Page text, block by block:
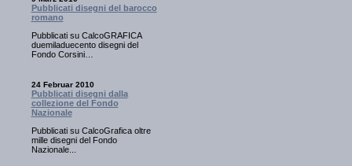
Pubblicati disegni del barocco
romano
Pubblicati su CalcoGRAFICA
duemiladuecento disegni del
Fondo Corsini…
24 Februar 2010
Pubblicati disegni dalla
collezione del Fondo
Nazionale
Pubblicati su CalcoGrafica oltre
mille disegni del Fondo
Nazionale...